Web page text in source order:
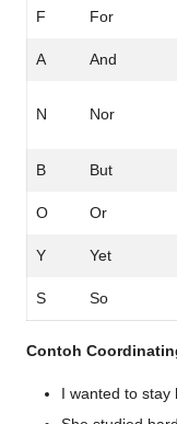
F For
A And
N Nor
B But
O Or
Y Yet
S So
Contoh
I wanted to stay